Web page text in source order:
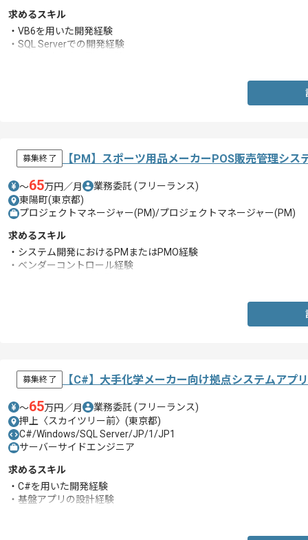
求めるスキル
・VB6を用いた開発経験
・SQL Serverでの開発経験
募集終了 【PM】スポーツ用品メーカーPOS販売管理シ
〜65万円／月 業務委託 (フリーランス)
東陽町(東京都)
プロジェクトマネージャー(PM)/プロジェクトマネージャー(PM)
求めるスキル
・システム開発におけるPMまたはPMO経験
・ベンダーコントロール経験
募集終了 【C#】大手化学メーカー向け拠点システムアプ
〜65万円／月 業務委託 (フリーランス)
押上〈スカイツリー前〉(東京都)
C#/Windows/SQL Server/JP/1/JP1
サーバーサイドエンジニア
求めるスキル
・C#を用いた開発経験
・基盤アプリの設計経験